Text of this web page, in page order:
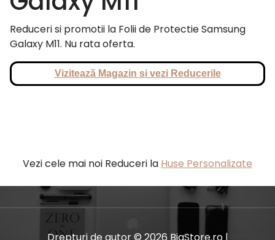
Reduceri si promotii la Folii de Protectie Samsung
Galaxy M11. Nu rata oferta.
Vizitează Magazin si vezi Reducerile
Vezi cele mai noi Reduceri la Huse Personalizate